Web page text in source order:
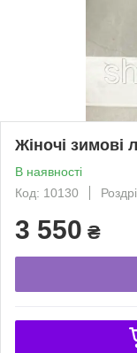
Жіночі
В наявності
Код: 10130
3 550 ₴